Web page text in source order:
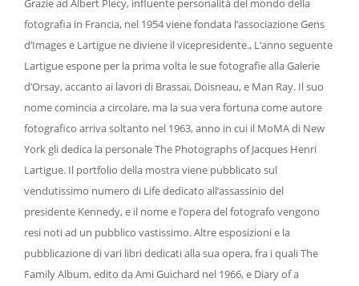
Grazie ad Albert Plecy, influente personalità del mondo della
fotografia in Francia, nel 1954 viene fondata l’associazione Gens
d’Images e Lartigue ne diviene il vicepresidente., L’anno seguente
Lartigue espone per la prima volta le sue fotografie alla Galerie
d’Orsay, accanto ai lavori di Brassaï, Doisneau, e Man Ray. Il suo
nome comincia a circolare, ma la sua vera fortuna come autore
fotografico arriva soltanto nel 1963, anno in cui il MoMA di New
York gli dedica la personale The Photographs of Jacques Henri
Lartigue. Il portfolio della mostra viene pubblicato sul
vendutissimo numero di Life dedicato all’assassinio del
presidente Kennedy, e il nome e l’opera del fotografo vengono
resi noti ad un pubblico vastissimo. Altre esposizioni e la
pubblicazione di vari libri dedicati alla sua opera, fra i quali The
Family Album, edito da Ami Guichard nel 1966, e Diary of a